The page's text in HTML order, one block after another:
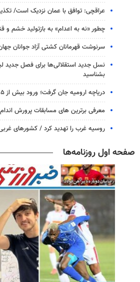
عراقچی: توافق با عمان نزدیک است/ تکذیب سهم ۱۱ درصدی
چطور «نه به اعدام» به بازتولید خشم
سرنوشت قهرمانان کشتی آزاد جوانان جهان
بشناسید
دریاچه ارومیه جان گرفت؛ ورود بیش از ۴.۵ میلیارد مترمکعب آب
معرفی برترین های مسابقات پرورش
روسیه غرب را تهدید کرد / کشورهای
صفحه اول روزنامه‌ها